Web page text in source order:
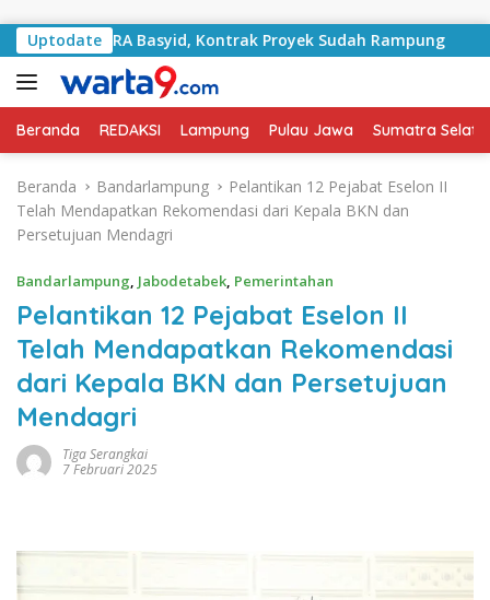
Uptodate
RA Basyid, Kontrak Proyek Sudah Rampung Bulan
Beranda REDAKSI Lampung Pulau Jawa Sumatra
Beranda Bandarlampung
Pelantikan 12 Pejabat Eselon II
Telah Mendapatkan Rekomendasi dari Kepala BKN dan
Persetujuan Mendagri
Bandarlampung, Jabodetabek, Pemerintahan
Pelantikan 12 Pejabat Eselon II
Telah Mendapatkan Rekomendasi
dari Kepala BKN dan Persetujuan
Mendagri
Tiga Serangkai
7 Februari 2025